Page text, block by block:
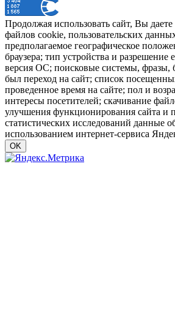
Продолжая использовать сайт, Вы даете
файлов cookie, пользовательских
предполагаемое географическое
браузера; тип устройства и разрешение
версия ОС; поисковые системы, фразы,
был переход на сайт; список
проведенное время на сайте; пол и
интересы посетителей; скачивание
улучшения функционирования сайта и
статистических исследований данные
использованием интернет-сервиса
OK